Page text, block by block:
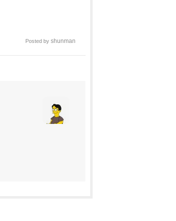
Posted by shunman